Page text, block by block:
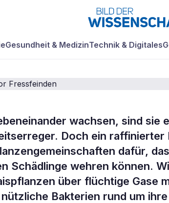
Gesundheit & MedizinTechnik & Digitales
warnen
wachsen, sind sie
Doch ein raffinierter
dafür,
Schädlinge wehren können.
über flüchtige Gase
Bakterien rund um